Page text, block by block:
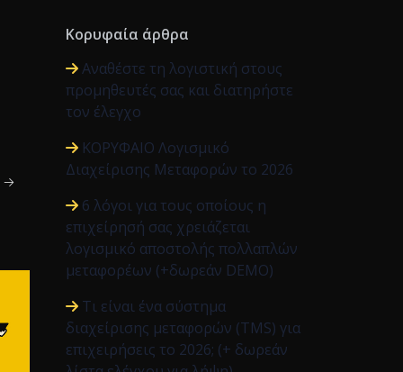
→
Κορυφαία άρθρα
Αναθέστε τη λογιστική στους
προμηθευτές σας και διατηρήστε
τον έλεγχο
ΚΟΡΥΦΑΙΟ Λογισμικό
Διαχείρισης Μεταφορών το 2026
6 λόγοι για τους οποίους η
επιχείρησή σας χρειάζεται
λογισμικό αποστολής πολλαπλών
μεταφορέων (+δωρεάν DEMO)
Τι είναι ένα σύστημα
διαχείρισης μεταφορών (TMS) για
επιχειρήσεις το 2026; (+ δωρεάν